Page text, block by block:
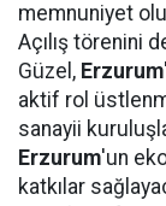
memnuniyet
Açılış törenini
Güzel, Erzurum
aktif rol
sanayii
Erzurum'un
katkılar